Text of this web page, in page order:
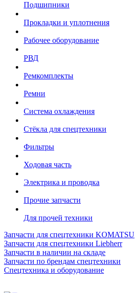
Подшипники
Прокладки и уплотнения
Рабочее оборудование
РВД
Ремкомплекты
Ремни
Система охлаждения
Стёкла для спецтехники
Фильтры
Ходовая часть
Электрика и проводка
Прочие запчасти
Для прочей техники
Запчасти для спецтехники KOMATSU
Запчасти для спецтехники Liebherr
Запчасти в наличии на складе
Запчасти по брендам спецтехники
Спецтехника и оборудование